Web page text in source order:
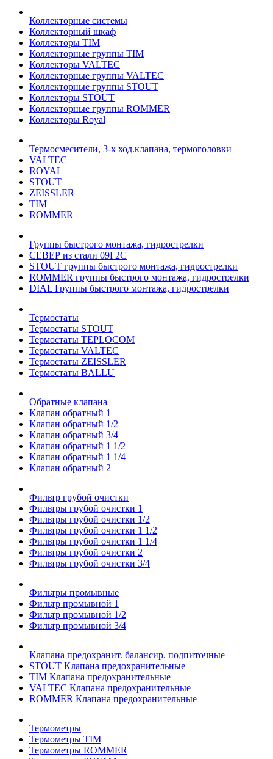
Коллекторные системы
Коллекторный шкаф
Коллекторы TIM
Коллекторные группы TIM
Коллекторы VALTEC
Коллекторные группы VALTEC
Коллекторные группы STOUT
Коллекторы STOUT
Коллекторные группы ROMMER
Коллекторы Royal
Термосмесители, 3-х ход.клапана, термоголовки
VALTEC
ROYAL
STOUT
ZEISSLER
TIM
ROMMER
Группы быстрого монтажа, гидрострелки
СЕВЕР из стали 09Г2С
STOUT группы быстрого монтажа, гидрострелки
ROMMER группы быстрого монтажа, гидрострелки
DIAL Группы быстрого монтажа, гидрострелки
Термостаты
Термостаты STOUT
Термостаты TEPLOCOM
Термостаты VALTEC
Термостаты ZEISSLER
Термостаты BALLU
Обратные клапана
Клапан обратный 1
Клапан обратный 1/2
Клапан обратный 3/4
Клапан обратный 1 1/2
Клапан обратный 1 1/4
Клапан обратный 2
Фильтр грубой очистки
Фильтры грубой очистки 1
Фильтры грубой очистки 1/2
Фильтры грубой очистки 1 1/2
Фильтры грубой очистки 1 1/4
Фильтры грубой очистки 2
Фильтры грубой очистки 3/4
Фильтры промывные
Фильтр промывной 1
Фильтр промывной 1/2
Фильтр промывной 3/4
Клапана предохранит. балансир. подпиточные
STOUT Клапана предохранительные
TIM Клапана предохранительные
VALTEC Клапана предохранительные
ROMMER Клапана предохранительные
Термометры
Термометры TIM
Термометры ROMMER